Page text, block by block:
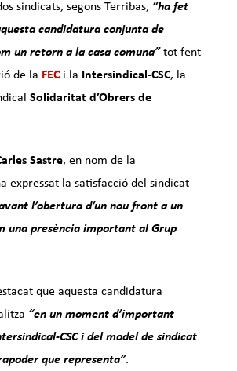
sindicats, segons Terribas, “ha fet
candidatura conjunta de
un retorn a la casa comuna” tot fent
de la FEC i la Intersindical-CSC, la
Solidaritat d’Obrers de
Sastre, en nom de la
expressat la satisfacció del sindicat
l’obertura d’un nou front a un
una presència important al Grup
que aquesta candidatura
“en un moment d’important
CSC i del model de sindicat
que representa”.